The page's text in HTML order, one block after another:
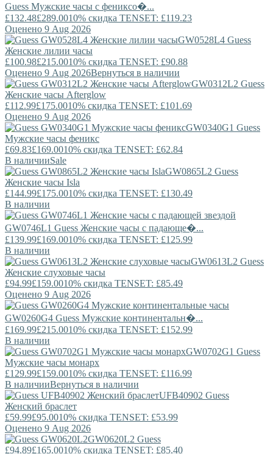
Guess Мужские часы с фениксо�...
£132.48£289.0010% скидка TENSET: £119.23
Оценено 9 Aug 2026
GW0528L4 Guess
Женские лилии часы
£100.98£215.0010% скидка TENSET: £90.88
Оценено 9 Aug 2026Вернуться в наличии
GW0312L2 Guess
Женские часы Afterglow
£112.99£175.0010% скидка TENSET: £101.69
Оценено 9 Aug 2026
GW0340G1 Guess
Мужские часы феникс
£69.83£169.0010% скидка TENSET: £62.84
В наличииSale
GW0865L2 Guess
Женские часы Isla
£144.99£175.0010% скидка TENSET: £130.49
В наличии
GW0746L1 Guess Женские часы с падающе�...
£139.99£169.0010% скидка TENSET: £125.99
В наличии
GW0613L2 Guess
Женские слуховые часы
£94.99£159.0010% скидка TENSET: £85.49
Оценено 9 Aug 2026
GW0260G4 Guess Мужские континентальн�...
£169.99£215.0010% скидка TENSET: £152.99
В наличии
GW0702G1 Guess
Мужские часы монарх
£129.99£159.0010% скидка TENSET: £116.99
В наличииВернуться в наличии
UFB40902 Guess
Женский браслет
£59.99£95.0010% скидка TENSET: £53.99
Оценено 9 Aug 2026
GW0620L2 Guess
£94.89£165.0010% скидка TENSET: £85.40